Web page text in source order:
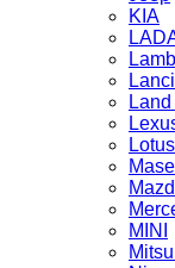
KIA
Lotus
MINI